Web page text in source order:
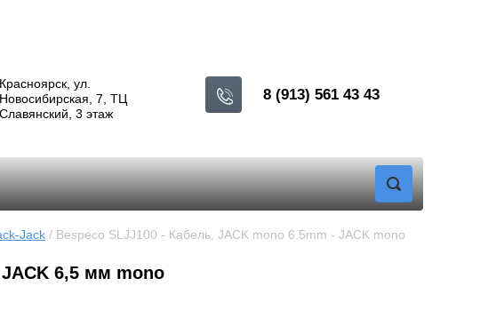
8 (913) 561 43 43
Красноярск, ул.
Новосибирская, 7, ТЦ
Славянский, 3 этаж
Jack / Bespeco SLJJ100 - Кабель, JACK mono 6.5mm - JACK mono
6,5 мм mono